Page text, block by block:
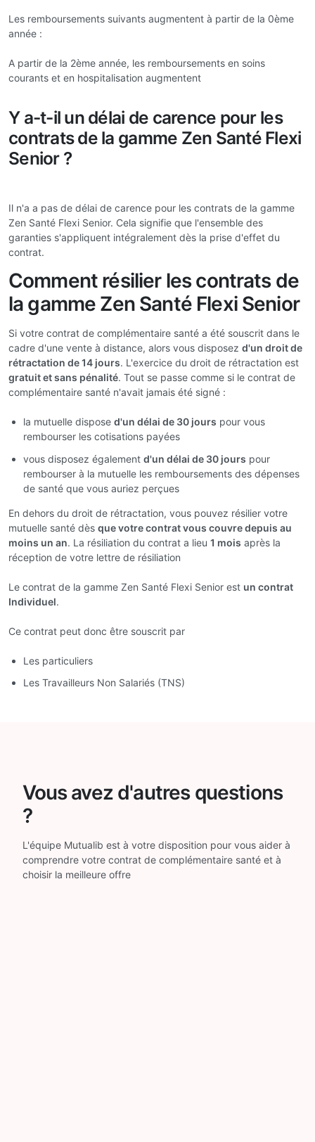
Les remboursements suivants augmentent à partir de la 0ème
année :
A partir de la 2ème année, les remboursements en soins
courants et en hospitalisation augmentent
Y a-t-il un délai de carence pour les
contrats de la gamme Zen Santé Flexi
Senior ?
Il n'a a pas de délai de carence pour les contrats de la gamme
Zen Santé Flexi Senior. Cela signifie que l'ensemble des
garanties s'appliquent intégralement dès la prise d'effet du
contrat.
Comment résilier les contrats de
la gamme Zen Santé Flexi Senior
Si votre contrat de complémentaire santé a été souscrit dans le
cadre d'une vente à distance, alors vous disposez d'un droit de
rétractation de 14 jours. L'exercice du droit de rétractation est
gratuit et sans pénalité. Tout se passe comme si le contrat de
complémentaire santé n'avait jamais été signé :
la mutuelle dispose d'un délai de 30 jours pour vous
rembourser les cotisations payées
vous disposez également d'un délai de 30 jours pour
rembourser à la mutuelle les remboursements des dépenses
de santé que vous auriez perçues
En dehors du droit de rétractation, vous pouvez résilier votre
mutuelle santé dès que votre contrat vous couvre depuis au
moins un an. La résiliation du contrat a lieu 1 mois après la
réception de votre lettre de résiliation
Le contrat de la gamme Zen Santé Flexi Senior est un contrat
Individuel.
Ce contrat peut donc être souscrit par
Les particuliers
Les Travailleurs Non Salariés (TNS)
Vous avez d'autres questions
?
L'équipe Mutualib est à votre disposition pour vous aider à
comprendre votre contrat de complémentaire santé et à
choisir la meilleure offre